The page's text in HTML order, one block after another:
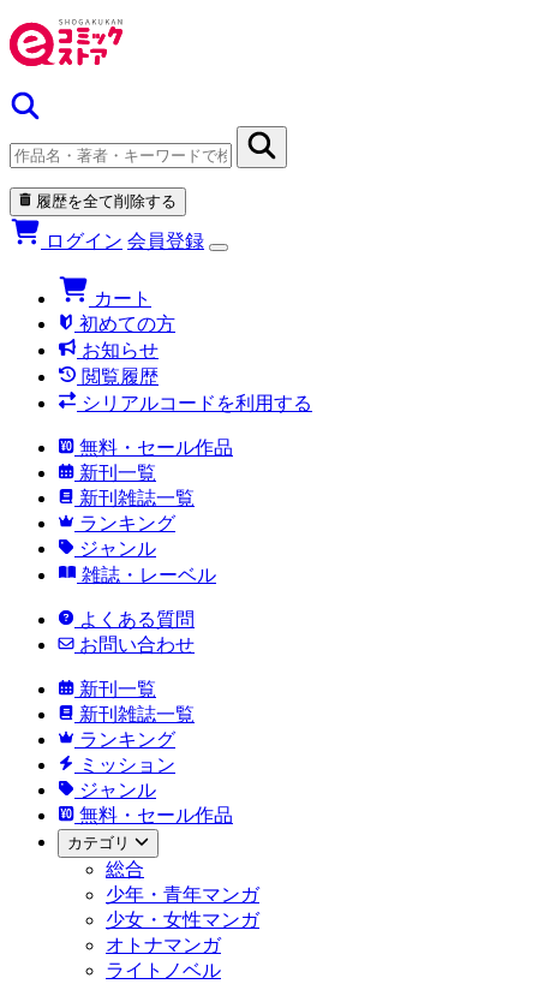
履歴を全て削除する
ログイン 会員登録
カート
初めての方
お知らせ
閲覧履歴
シリアルコードを利用する
無料・セール作品
新刊一覧
新刊雑誌一覧
ランキング
ジャンル
雑誌・レーベル
よくある質問
お問い合わせ
新刊一覧
新刊雑誌一覧
ランキング
ミッション
ジャンル
無料・セール作品
カテゴリ
総合
少年・青年マンガ
少女・女性マンガ
オトナマンガ
ライトノベル